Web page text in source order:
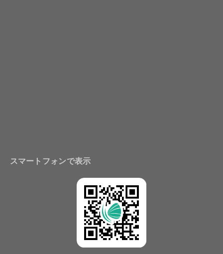
スマートフォンで表示